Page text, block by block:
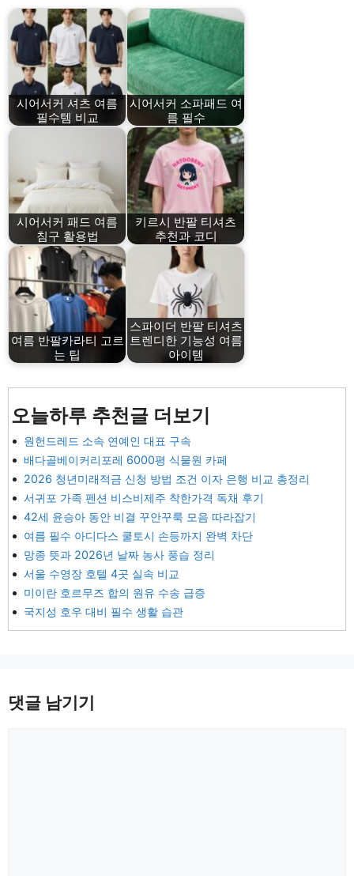
시어서커 셔츠 여름
필수템 비교
시어서커 소파패드 여
름 필수
시어서커 패드 여름
침구 활용법
키르시 반팔 티셔츠
추천과 코디
여름 반팔카라티 고르
는 팁
스파이더 반팔 티셔츠
트렌디한 기능성 여름
아이템
오늘하루 추천글 더보기
원헌드레드 소속 연예인 대표 구속
배다골베이커리포레 6000평 식물원 카페
2026 청년미래적금 신청 방법 조건 이자 은행 비교 총정리
서귀포 가족 펜션 비스비제주 착한가격 독채 후기
42세 윤승아 동안 비결 꾸안꾸룩 모음 따라잡기
여름 필수 아디다스 쿨토시 손등까지 완벽 차단
망종 뜻과 2026년 날짜 농사 풍습 정리
서울 수영장 호텔 4곳 실속 비교
미이란 호르무즈 합의 원유 수송 급증
국지성 호우 대비 필수 생활 습관
댓글 남기기